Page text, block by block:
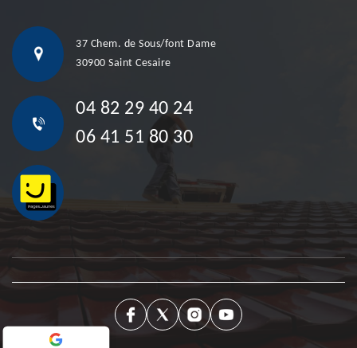
37 Chem. de Sous/font Dame
30900 Saint Cesaire
04 82 29 40 24
06 41 51 80 30